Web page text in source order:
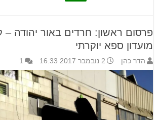
פרסום ראשון: חרדים באור יהודה –
מועדון ספא יוקרתי
הדר כהן 2 נובמבר 2017 16:33 1